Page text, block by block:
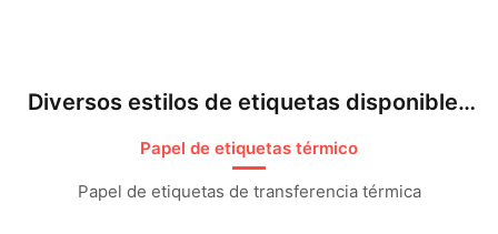
Diversos estilos de etiquetas disponibles
Papel de etiquetas térmico​
Papel de etiquetas de transferencia térmica​